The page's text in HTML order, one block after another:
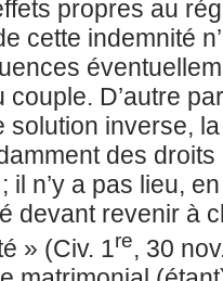
propres au
cette indemnité
D’autre
solution inverse,
des
il n’y a pas lieu,
devant revenir à
» (Civ. 1re, 30